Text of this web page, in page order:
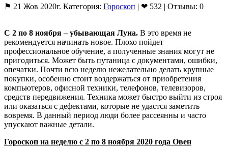
⚑ 21 Жов 2020г. Категория: Гороскоп | ❤ 532 | Отзывы: 0
С 2 по 8 ноября – убывающая Луна. В это время не
рекомендуется начинать новое. Плохо пойдет
профессиональное обучение, а полученные знания могут не
пригодиться. Может быть путаница с документами, ошибки,
опечатки. Почти всю неделю нежелательно делать крупные
покупки, особенно стоит воздержаться от приобретения
компьютеров, офисной техники, телефонов, телевизоров,
средств передвижения. Техника может быстро выйти из строя
или оказаться с дефектами, которые не удастся заметить
вовремя. В данный период люди более рассеянны и часто
упускают важные детали.
Гороскоп на неделю с 2 по 8 ноября 2020 года Овен